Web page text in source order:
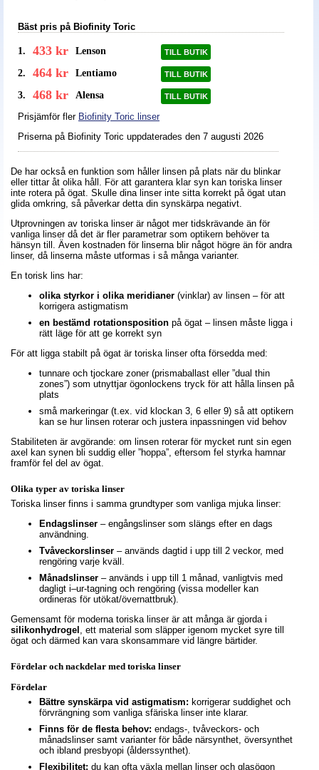
Bäst pris på Biofinity Toric
1. 433 kr Lenson TILL BUTIK
2. 464 kr Lentiamo TILL BUTIK
3. 468 kr Alensa TILL BUTIK
Prisjämför fler Biofinity Toric linser
Priserna på Biofinity Toric uppdaterades den 7 augusti 2026
De har också en funktion som håller linsen på plats när du blinkar
eller tittar åt olika håll. För att garantera klar syn kan toriska linser
inte rotera på ögat. Skulle dina linser inte sitta korrekt på ögat utan
glida omkring, så påverkar detta din synskärpa negativt.
Utprovningen av toriska linser är något mer tidskrävande än för
vanliga linser då det är fler parametrar som optikern behöver ta
hänsyn till. Även kostnaden för linserna blir något högre än för andra
linser, då linserna måste utformas i så många varianter.
En torisk lins har:
olika styrkor i olika meridianer (vinklar) av linsen – för att
korrigera astigmatism
en bestämd rotationsposition på ögat – linsen måste ligga i
rätt läge för att ge korrekt syn
För att ligga stabilt på ögat är toriska linser ofta försedda med:
tunnare och tjockare zoner (prismaballast eller ”dual thin
zones”) som utnyttjar ögonlockens tryck för att hålla linsen på
plats
små markeringar (t.ex. vid klockan 3, 6 eller 9) så att optikern
kan se hur linsen roterar och justera inpassningen vid behov
Stabiliteten är avgörande: om linsen roterar för mycket runt sin egen
axel kan synen bli suddig eller ”hoppa”, eftersom fel styrka hamnar
framför fel del av ögat.
Olika typer av toriska linser
Toriska linser finns i samma grundtyper som vanliga mjuka linser:
Endagslinser – engångslinser som slängs efter en dags
användning.
Tvåveckorslinser – används dagtid i upp till 2 veckor, med
rengöring varje kväll.
Månadslinser – används i upp till 1 månad, vanligtvis med
dagligt i–ur-tagning och rengöring (vissa modeller kan
ordineras för utökat/övernattbruk).
Gemensamt för moderna toriska linser är att många är gjorda i
silikonhydrogel , ett material som släpper igenom mycket syre till
ögat och därmed kan vara skonsammare vid längre bärtider.
Fördelar och nackdelar med toriska linser
Fördelar
Bättre synskärpa vid astigmatism: korrigerar suddighet och
förvrängning som vanliga sfäriska linser inte klarar.
Finns för de flesta behov: endags-, tvåveckors- och
månadslinser samt varianter för både närsynthet, översynthet
och ibland presbyopi (ålderssynthet).
Flexibilitet: du kan ofta växla mellan linser och glasögon